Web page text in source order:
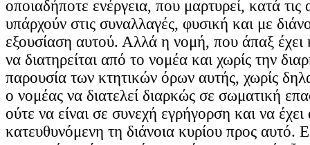
οποιαδήποτε ενέργεια, που μαρτυρεί, κατά τις
υπάρχούν στις συναλλαγές, φυσική και με
εξουσίαση αυτού. Αλλά η νομή, που άπαξ έχει
να διατηρείται από το νομέα και χωρίς την
παρουσία των κτητικών όρων αυτής, χωρίς
ο νομέας να διατελεί διαρκώς σε σωματική
ούτε να είναι σε συνεχή εγρήγορση και να
κατευθυνόμενη τη διάνοια κυρίου προς αυτό.